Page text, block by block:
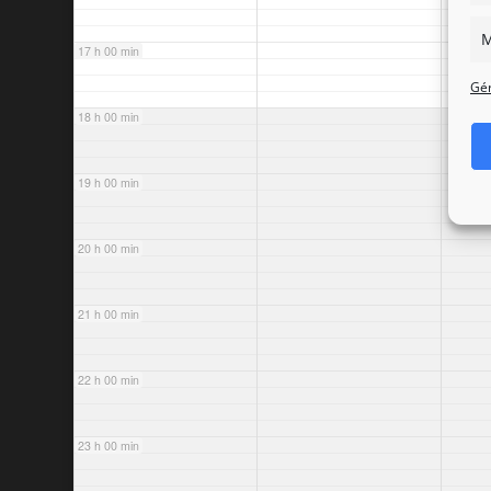
17 h 00 min
18 h 00 min
19 h 00 min
20 h 00 min
21 h 00 min
22 h 00 min
23 h 00 min